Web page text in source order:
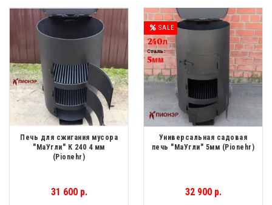
Печь для сжигания мусора
"МаУгли" К 240 4 мм
(Pionehr)
31 600 р.
SALE
Универсальная садовая
печь "МаУгли" 5мм (Pionehr)
32 900 р.